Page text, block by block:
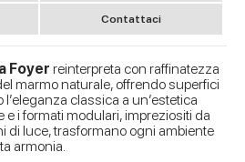
Contattaci
Foyer reinterpreta con raffinatezza
marmo naturale, offrendo superfici
classica a un’estetica
e i formati modulari, impreziositi da
di luce, trasformano ogni ambiente
armonia.